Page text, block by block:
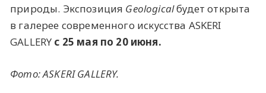
природы. Экспозиция Geologicalбудет открыта
в галерее современного искусства ASKERI
GALLERY с 25 мая по 20 июня.
Фото: ASKERI GALLERY.